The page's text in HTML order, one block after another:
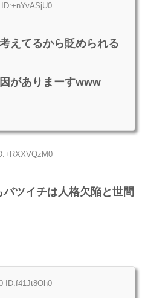
えてるから貶められる
がありまーすwww
ツイチは人格欠陥と世間
ID:f41Jt8Oh0